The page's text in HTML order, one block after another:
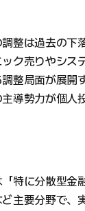
整は過去の下
ク売りやシス
整局面が展開
導勢力が個人
特に分散型金
主要分野で、